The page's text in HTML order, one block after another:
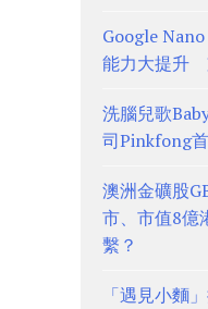
Google
能力大提升
洗腦兒歌
司Pinkfong
澳洲金礦股
市、市值8
繫？
「遇見小麵